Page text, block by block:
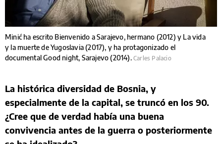
Minić ha escrito Bienvenido a Sarajevo, hermano (2012) y La vida
y la muerte de Yugoslavia (2017), y ha protagonizado el
documental Good night, Sarajevo (2014). Carles Palacio
La histórica diversidad de Bosnia, y
especialmente de la capital, se truncó en los 90.
¿Cree que de verdad había una buena
convivencia antes de la guerra o posteriormente